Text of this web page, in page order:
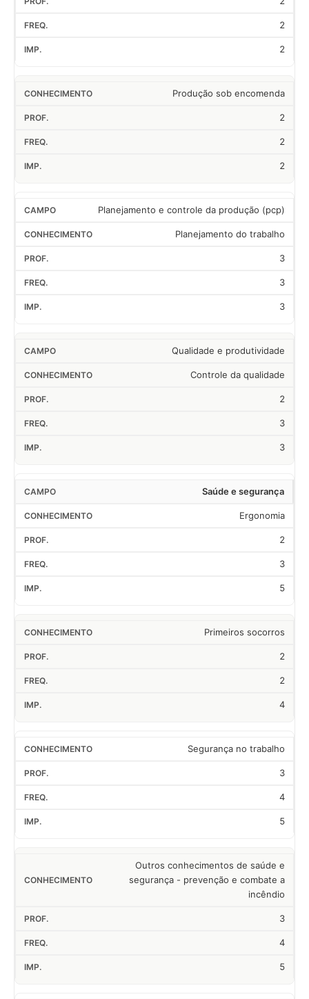
2
2
Produção sob encomenda
2
2
2
Planejamento e controle da produção (pcp)
Planejamento do trabalho
3
3
3
Qualidade e produtividade
Controle da qualidade
2
3
3
Saúde e segurança
Ergonomia
2
3
5
Primeiros socorros
2
2
4
Segurança no trabalho
3
4
5
Outros conhecimentos de saúde e
segurança - prevenção e combate a
incêndio
3
4
5